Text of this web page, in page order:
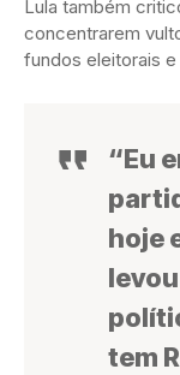
Lula também
concentrarem
fundos eleitorais
“Eu
hoje
tem